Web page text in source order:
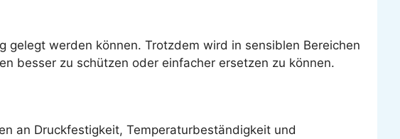
gelegt werden können. Trotzdem wird in sensiblen Bereichen
besser zu schützen oder einfacher ersetzen zu können.
an Druckfestigkeit, Temperaturbeständigkeit und